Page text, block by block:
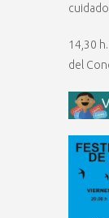
14,30
del